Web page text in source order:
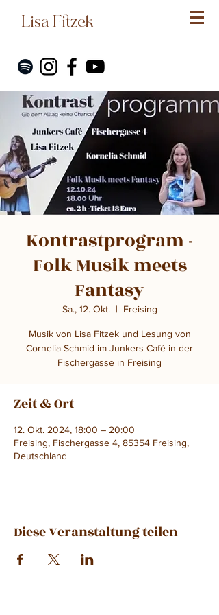
Lisa Fitzek
Kontrastprogram -
Folk Musik meets
Fantasy
Sa., 12. Okt.
  |
Freising
Musik von Lisa Fitzek und Lesung von
Cornelia Schmid im Junkers Café in der
Fischergasse in Freising
Zeit & Ort
12. Okt. 2024, 18:00 – 20:00
Freising, Fischergasse 4, 85354 Freising,
Deutschland
Diese Veranstaltung teilen